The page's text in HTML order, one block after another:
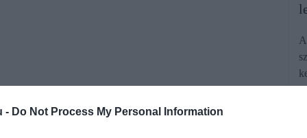
- Do Not Process My Personal Information